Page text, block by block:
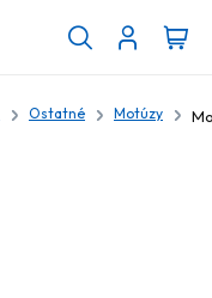
Ostatné Motúzy